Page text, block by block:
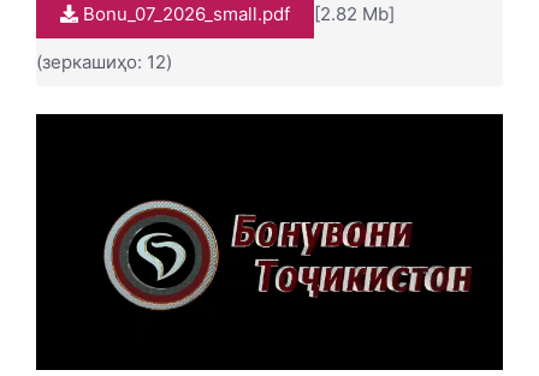
Bonu_07_2026_small.pdf [2.82 Mb]
(зеркашиҳо: 12)